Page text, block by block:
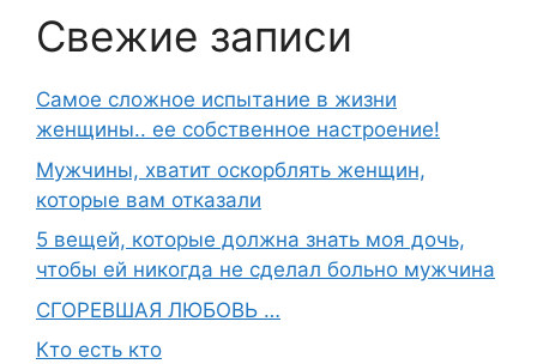
Свежие записи
Самое сложное испытание в жизни
женщины.. ее собственное настроение!
Мужчины, хватит оскорблять женщин,
которые вам отказали
5 вещей, которые должна знать моя дочь,
чтобы ей никогда не сделал больно мужчина
СГОРЕВШАЯ ЛЮБОВЬ …
Кто есть кто